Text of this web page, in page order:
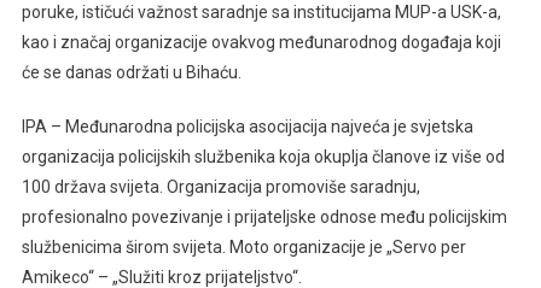
poruke, ističući važnost saradnje sa institucijama MUP-a USK-a,
kao i značaj organizacije ovakvog međunarodnog događaja koji
će se danas održati u Bihaću.
IPA – Međunarodna policijska asocijacija najveća je svjetska
organizacija policijskih službenika koja okuplja članove iz više od
100 država svijeta. Organizacija promoviše saradnju,
profesionalno povezivanje i prijateljske odnose među policijskim
službenicima širom svijeta. Moto organizacije je „Servo per
Amikeco“ – „Služiti kroz prijateljstvo“.